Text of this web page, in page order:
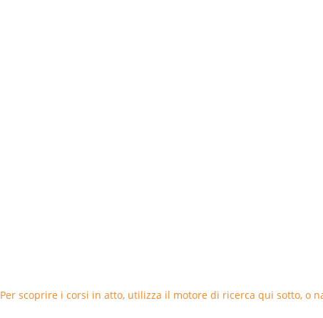
Per scoprire i corsi in atto, utilizza il motore di ricerca qui sotto, o